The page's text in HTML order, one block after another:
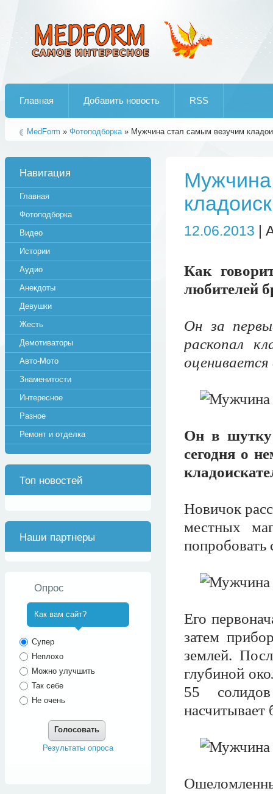
Главная Добавить новость RSS
MedForm » Фотоподборка» Мужчина стал самым везучим
12.06.2013 |
Как
любителей
Он за
раскопал
Он в шутку
сегодня о
Новичок
местных
попробовать
Его
затем
землей.
глубиной
55
насчитывает
Навигация
Главная
Фотоподборка
Видео
Истории
Аудио
Анекдоты
Девушки
Жесть
Демотиваторы
Авто-Мото
Знаменитости
Интересное
Разное
Ремонт и отделка
Топ новостей
Наши партнеры
Опрос
Как вам сайт?
Супер
Неплохо
Можно улучшить
Так себе
Не очень
Голосовать
Результаты опроса